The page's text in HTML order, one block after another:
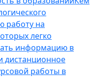
работу на
легко
информацию в
дистанционное
работы в